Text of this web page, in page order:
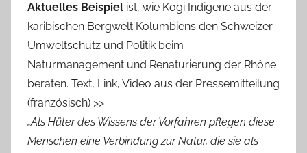
Aktuelles Beispiel ist, wie Kogi Indigene aus der
karibischen Bergwelt Kolumbiens den Schweizer
Umweltschutz und Politik beim
Naturmanagement und Renaturierung der Rhône
beraten. Text, Link, Video aus der Pressemitteilung
(französisch) >>
„Als Hüter des Wissens der Vorfahren pflegen diese
Menschen eine Verbindung zur Natur, die sie als